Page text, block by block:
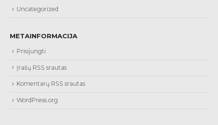
Uncategorized
METAINFORMACIJA
Prisijungti
Įrašų RSS srautas
Komentarų RSS srautas
WordPress.org